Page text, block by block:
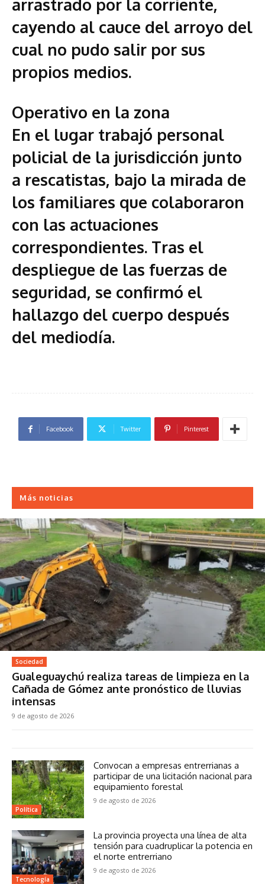
arrastrado por la corriente,
cayendo al cauce del arroyo del
cual no pudo salir por sus
propios medios.
Operativo en la zona
En el lugar trabajó personal
policial de la jurisdicción junto
a rescatistas, bajo la mirada de
los familiares que colaboraron
con las actuaciones
correspondientes. Tras el
despliegue de las fuerzas de
seguridad, se confirmó el
hallazgo del cuerpo después
del mediodía.
Facebook Twitter Pinterest
Más noticias
Sociedad
Gualeguaychú realiza tareas de limpieza en la
Cañada de Gómez ante pronóstico de lluvias
intensas
9 de agosto de 2026
Política
Convocan a empresas entrerrianas a
participar de una licitación nacional para
equipamiento forestal
9 de agosto de 2026
Tecnología
La provincia proyecta una línea de alta
tensión para cuadruplicar la potencia en
el norte entrerriano
9 de agosto de 2026